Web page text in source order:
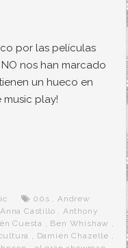
por las películas
nos han marcado
un hueco en
play!
00s , Andrew
Anna Castillo , Anthony
Cuesta , Ben Whishaw ,
, Damien Chazelle ,